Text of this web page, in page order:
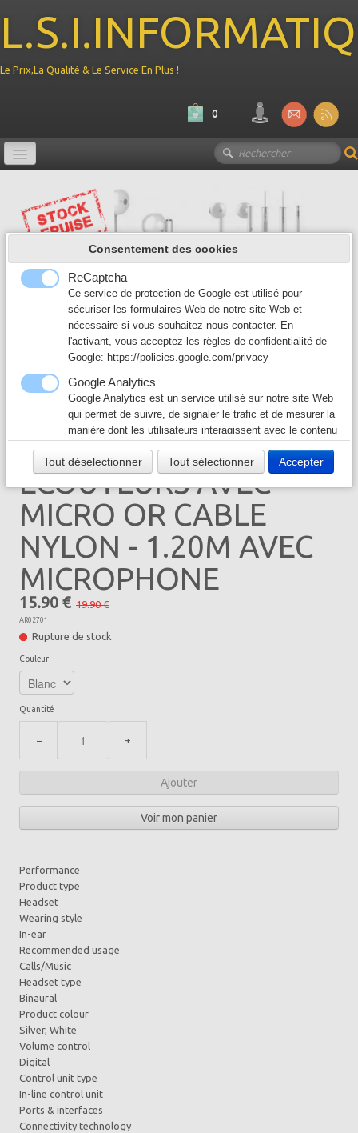
Le Prix,La Qualité & Le Service En Plus !
0
Ordinateur▼
▼
Périphérique▼
Câble & Connecteur
Logiciel & Papier▼
ECOUTEURS AVEC
MICRO OR CABLE
NYLON - 1.20M AVEC
MICROPHONE
15.90 € 19.90 €
AR02701
Rupture de stock
Couleur
Quantité
− +
Ajouter
Voir mon panier
Performance
Product type
Headset
Wearing style
In-ear
Recommended usage
Calls/Music
Headset type
Binaural
Product colour
Silver, White
Volume control
Digital
Control unit type
In-line control unit
Ports & interfaces
Connectivity technology
Consentement des cookies
ReCaptcha
Ce service de protection de Google est utilisé pour
sécuriser les formulaires Web de notre site Web et
nécessaire si vous souhaitez nous contacter. En
l'activant, vous acceptez les règles de confidentialité de
Google: https://policies.google.com/privacy
Google Analytics
Google Analytics est un service utilisé sur notre site Web
qui permet de suivre, de signaler le trafic et de mesurer la
manière dont les utilisateurs interagissent avec le contenu
meilleurs services.
Google Ad
Notre site Web utilise Google Ads pour afficher du
contenu publicitaire. En l'activant, vous acceptez les
règles de confidentialité de Google:
https://policies.google.com/technologies/ads?hl=fr
Tout déselectionner Tout sélectionner Accepter